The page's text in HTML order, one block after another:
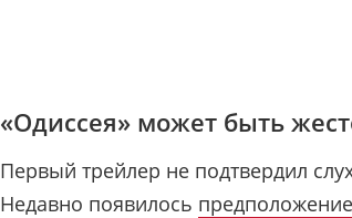
«Одиссея» может быть
Первый трейлер не подтвердил
Недавно появилось предположение